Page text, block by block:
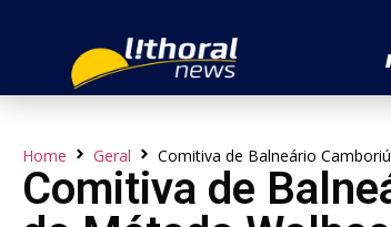
Home Geral Comitiva de Balneário
Comitiva de